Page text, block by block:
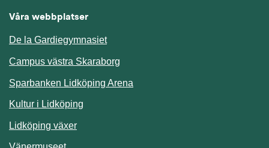
Våra webbplatser
De la Gardiegymnasiet
Campus västra Skaraborg
Sparbanken Lidköping Arena
Kultur i Lidköping
Lidköping växer